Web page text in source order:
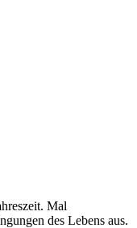
Mal
des Lebens aus.